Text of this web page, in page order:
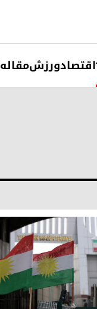
اقتصادورزشمقاله